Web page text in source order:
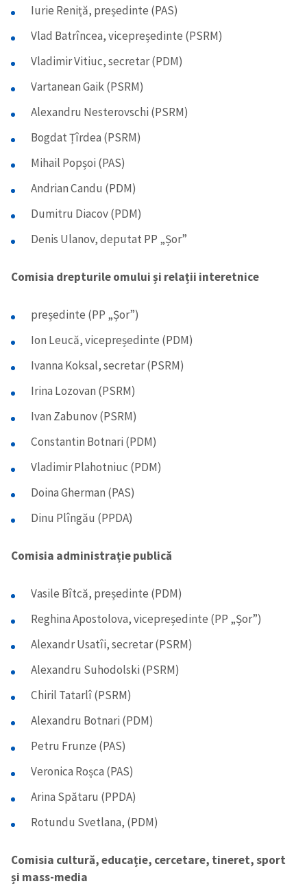
Trimite o informație
Despre ZdG
in English
на русском
Iurie Reniță, președinte (PAS)
Vlad Batrîncea, vicepreședinte (PSRM)
Vladimir Vitiuc, secretar (PDM)
Vartanean Gaik (PSRM)
Alexandru Nesterovschi (PSRM)
Bogdat Țîrdea (PSRM)
Mihail Popșoi (PAS)
Andrian Candu (PDM)
Dumitru Diacov (PDM)
Denis Ulanov, deputat PP „Șor”
Comisia drepturile omului și relații interetnice
președinte (PP „Șor”)
Ion Leucă, vicepreședinte (PDM)
Ivanna Koksal, secretar (PSRM)
Irina Lozovan (PSRM)
Ivan Zabunov (PSRM)
Constantin Botnari (PDM)
Vladimir Plahotniuc (PDM)
Doina Gherman (PAS)
Dinu Plîngău (PPDA)
Comisia administrație publică
Vasile Bîtcă, președinte (PDM)
Reghina Apostolova, vicepreședinte (PP „Șor”)
Alexandr Usatîi, secretar (PSRM)
Alexandru Suhodolski (PSRM)
Chiril Tatarlî (PSRM)
Alexandru Botnari (PDM)
Petru Frunze (PAS)
Veronica Roșca (PAS)
Arina Spătaru (PPDA)
Rotundu Svetlana, (PDM)
Comisia cultură, educație, cercetare, tineret, sport
și mass-media